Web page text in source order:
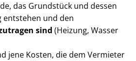
das Grundstück und dessen
entstehen und den
sind (Heizung, Wasser
jene Kosten, die dem Vermieter